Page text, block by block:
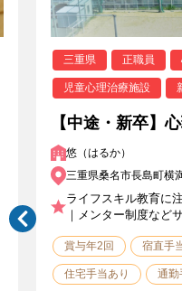
三重県 正職員
児童心理治療施設
【中途・新卒】
悠（はるか）
三重県桑名市長島町横
ライフスキル教育に
｜メンター制度など
賞与年2回 宿直手
住宅手当あり 通勤